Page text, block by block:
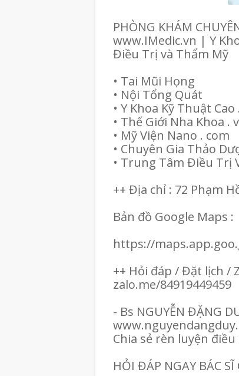
PHÒNG KHÁM
www.IMedic.vn | Y
Điều Trị và Thẩm Mỹ
• Tai Mũi Họng
• Nội Tổng Quát
• Y Khoa Kỹ Thuật Cao
• Thế Giới Nha Khoa .
• Mỹ Viện Nano . com
• Chuyên Gia Thảo
• Trung Tâm Điều Trị
++ Địa chỉ : 72 Phạm
Bản đồ Google Maps :
https://
++ Hỏi đáp / Đặt lịch /
zalo.me/84919449459
- Bs NGUYỄN ĐẶNG
Chia sẻ rèn luyện
HỎI ĐÁP NGAY BÁC SĨ